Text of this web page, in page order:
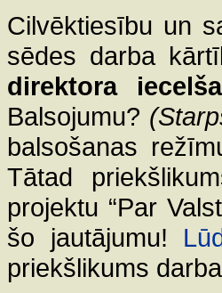
Cilvēktiesību un
sēdes darba
direktora
Balsojumu?
balsošanas
Tātad
projektu “Par
šo jautājumu!
priekšlikums